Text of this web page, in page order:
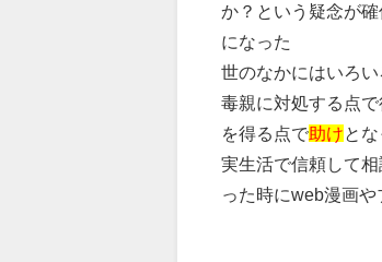
か？という疑念が
になった
世のなかにはいろ
毒親に対処する点
を得る点で助け と
実生活で信頼して
った時にweb漫画